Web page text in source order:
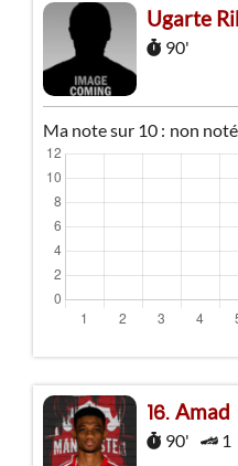
Ugarte
90'
Ma note sur 10 : non noté
16 Amad
90' 1